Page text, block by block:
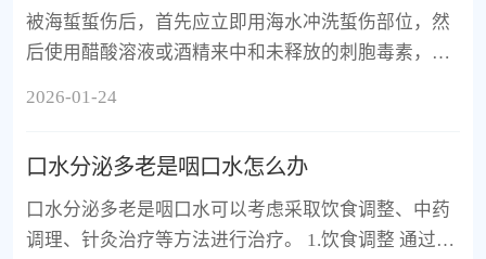
被海蜇蜇伤后，首先应立即用海水冲洗蜇伤部位，然
后使用醋酸溶液或酒精来中和未释放的刺胞毒素，从
2026-01-24
口水分泌多老是咽口水怎么办
口水分泌多老是咽口水可以考虑采取饮食调整、中药
调理、针灸治疗等方法进行治疗。 1.饮食调整 通过减